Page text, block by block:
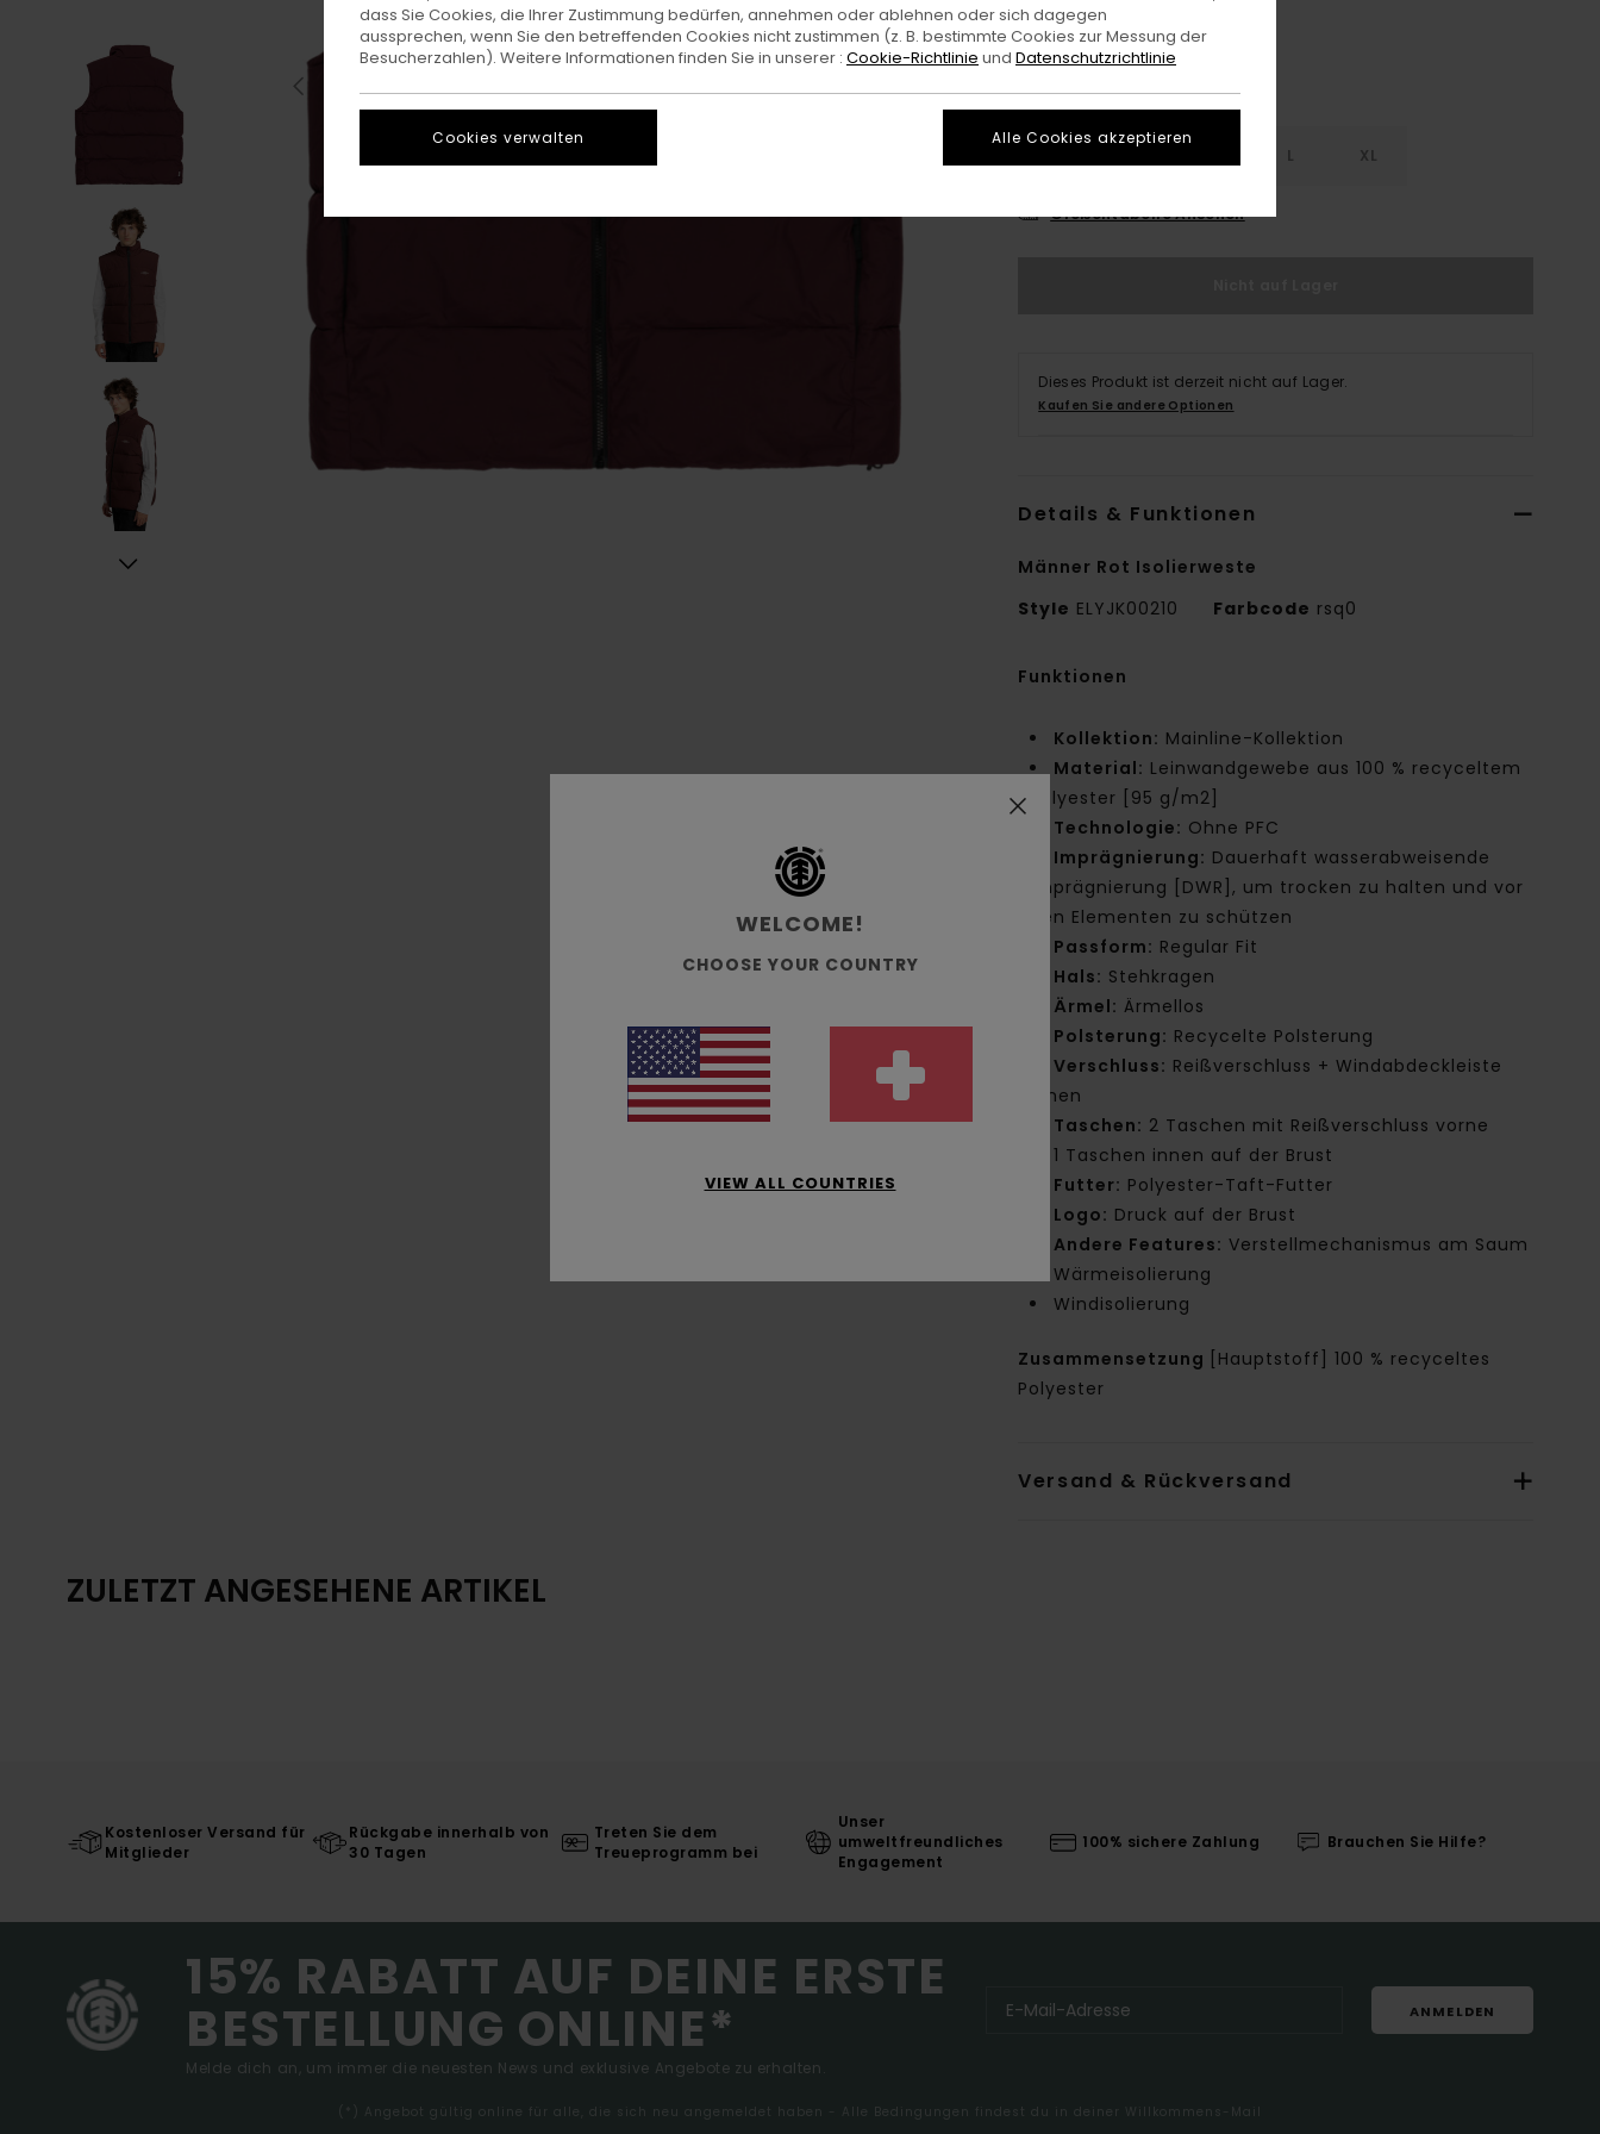
L XL
Größentabelle Ansehen
Dieses Produkt ist derzeit nicht auf Lager.
Kaufen Sie andere Optionen
Details & Funktionen
Männer Rot Isolierweste
Style ELYJK00210 Farbcode rsq0
Funktionen
Kollektion: Mainline-Kollektion
Material: Leinwandgewebe aus 100 % recyceltem
Polyester [95 g/m2]
Technologie: Ohne PFC
Imprägnierung: Dauerhaft wasserabweisende
Imprägnierung [DWR], um trocken zu halten und vor
den Elementen zu schützen
Passform: Regular Fit
Hals: Stehkragen
Ärmel: Ärmellos
Polsterung: Recycelte Polsterung
Verschluss: Reißverschluss + Windabdeckleiste
innen
Taschen: 2 Taschen mit Reißverschluss vorne
1 Taschen innen auf der Brust
Futter: Polyester-Taft-Futter
Logo: Druck auf der Brust
Andere Features: Verstellmechanismus am Saum
Wärmeisolierung
Windisolierung
Zusammensetzung
[Hauptstoff] 100 % recyceltes
Polyester
Versand & Rückversand
ZULETZT ANGESEHENE ARTIKEL
Kostenloser Versand für
Mitglieder
Rückgabe innerhalb von
30 Tagen
Treten Sie dem
Treueprogramm bei
Unser
umweltfreundliches
Engagement
100% sichere Zahlung Brauchen Sie Hilfe?
15% RABATT AUF DEINE ERSTE
BESTELLUNG ONLINE*
Melde dich an, um immer die neuesten News und exklusive Angebote zu erhalten.
ANMELDEN
(*) Angebot gültig online für alle, die sich neu angemeldet haben - Alle Bedingungen findest du in deiner Willkommens-Mail
WELCOME!
CHOOSE YOUR COUNTRY
VIEW ALL COUNTRIES
dass Sie Cookies, die Ihrer Zustimmung bedürfen, annehmen oder ablehnen oder sich dagegen
aussprechen, wenn Sie den betreffenden Cookies nicht zustimmen (z. B. bestimmte Cookies zur Messung der
Besucherzahlen). Weitere Informationen finden Sie in unserer : Cookie-Richtlinie und Datenschutzrichtlinie
Cookies verwalten Alle Cookies akzeptieren